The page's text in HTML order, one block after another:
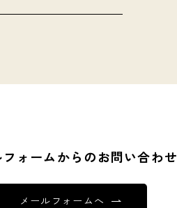
フォームからのお問い合わせ
メールフォームへ